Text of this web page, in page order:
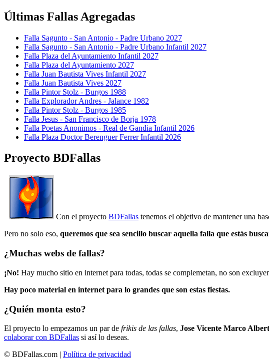
Últimas Fallas Agregadas
Falla Sagunto - San Antonio - Padre Urbano 2027
Falla Sagunto - San Antonio - Padre Urbano Infantil 2027
Falla Plaza del Ayuntamiento Infantil 2027
Falla Plaza del Ayuntamiento 2027
Falla Juan Bautista Vives Infantil 2027
Falla Juan Bautista Vives 2027
Falla Pintor Stolz - Burgos 1988
Falla Explorador Andres - Jalance 1982
Falla Pintor Stolz - Burgos 1985
Falla Jesus - San Francisco de Borja 1978
Falla Poetas Anonimos - Real de Gandia Infantil 2026
Falla Plaza Doctor Berenguer Ferrer Infantil 2026
Proyecto BDFallas
Con el proyecto BDFallas tenemos el objetivo de mantener una
Pero no solo eso, queremos que sea sencillo buscar aquella falla que estás
¿Muchas webs de fallas?
¡No! Hay mucho sitio en internet para todas, todas se complemetan, no son
Hay poco material en internet para lo grandes que son estas fiestas.
¿Quién monta esto?
El proyecto lo empezamos un par de frikis de las fallas, Jose Vicente Marco Albert
colaborar con BDFallas si así lo deseas.
© BDFallas.com | Política de privacidad